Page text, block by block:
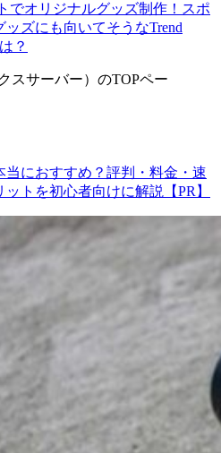
でオリジナルグッズ制作！スポ
ズにも向いてそうなTrend
？
当におすすめ？評判・料金・速
トを初心者向けに解説【PR】